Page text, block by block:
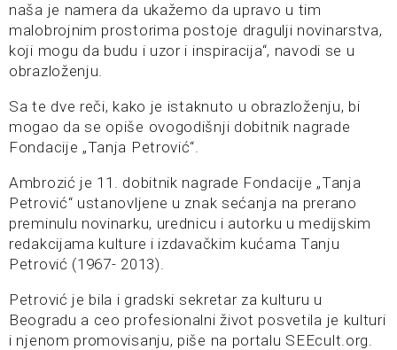
naša je namera da ukažemo da upravo u tim
malobrojnim prostorima postoje dragulji novinarstva,
koji mogu da budu i uzor i inspiracija“, navodi se u
obrazloženju.
Sa te dve reči, kako je istaknuto u obrazloženju, bi
mogao da se opiše ovogodišnji dobitnik nagrade
Fondacije „Tanja Petrović“.
Ambrozić je 11. dobitnik nagrade Fondacije „Tanja
Petrović“ ustanovljene u znak sećanja na prerano
preminulu novinarku, urednicu i autorku u medijskim
redakcijama kulture i izdavačkim kućama Tanju
Petrović (1967- 2013).
Petrović je bila i gradski sekretar za kulturu u
Beogradu a ceo profesionalni život posvetila je kulturi
i njenom promovisanju, piše na portalu SEEcult.org.